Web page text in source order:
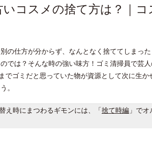
コスメの捨て方は？｜
の仕方が分からず、なんとなく捨ててしまっ
では？そんな時の強い味方！ゴミ清掃員で芸
でゴミだと思っていた物が資源として次に生か
。
え時にまつわるギモンには、「捨て時編 」で